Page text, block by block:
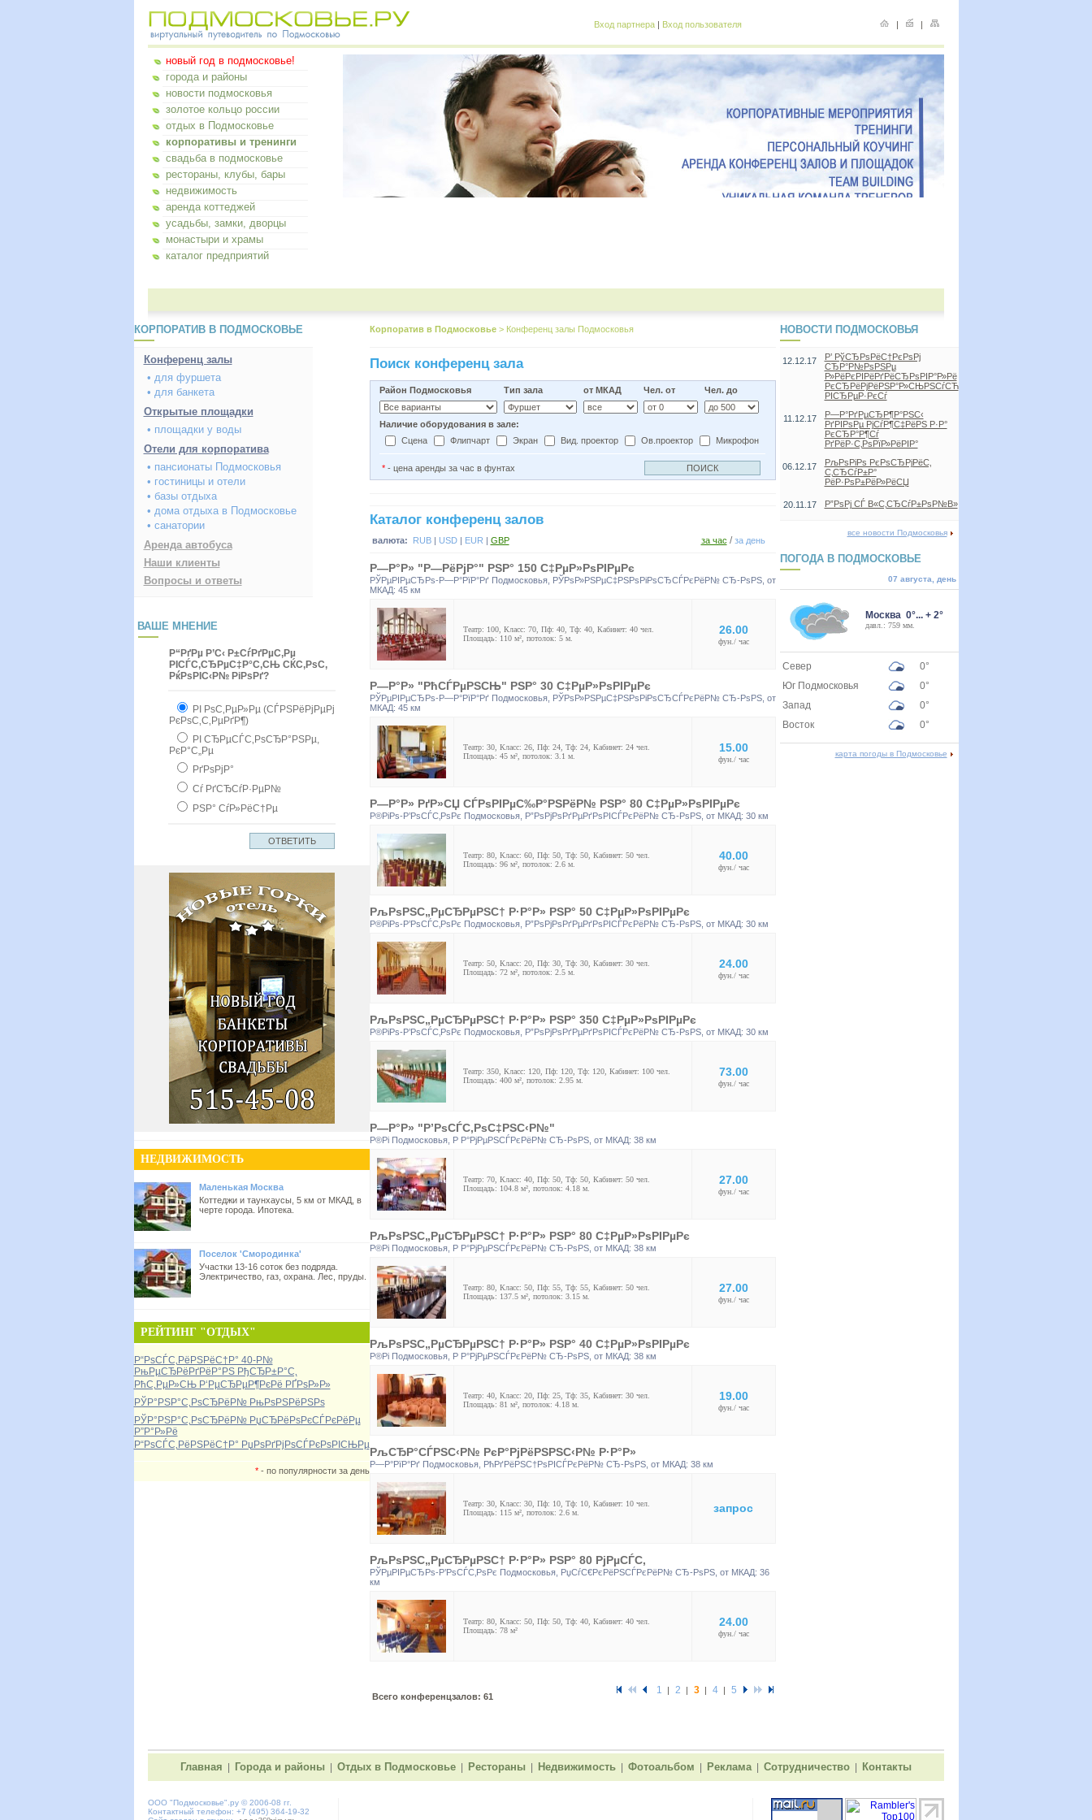
Вход партнера | Вход пользователя | |
новый год в подмосковье!
города и районы
новости подмосковья
золотое кольцо россии
отдых в Подмосковье
корпоративы и тренинги
свадьба в подмосковье
рестораны, клубы, бары
недвижимость
аренда коттеджей
усадьбы, замки, дворцы
монастыри и храмы
каталог предприятий
КОРПОРАТИВ В ПОДМОСКОВЬЕ
Конференц залы
• для фуршета
• для банкета
Открытые площадки
• площадки у воды
Отели для корпоратива
• пансионаты Подмосковья
• гостиницы и отели
• базы отдыха
• дома отдыха в Подмосковье
• санатории
Аренда автобуса
Наши клиенты
Вопросы и ответы
ВАШЕ МНЕНИЕ
Р“РґРµ Р’С‹ Р±СѓРґРµС‚Рµ
РІСЃС‚СЂРµС‡Р°С‚СЊ СЌС‚РѕС‚
РќРѕРІС‹Р№ РіРѕРґ?
РІ РѕС‚РµР»Рµ (СЃРЅРёРјРµРј
РєРѕС‚С‚РµРґР¶)
РІ СЂРµСЃС‚РѕСЂР°РЅРµ,
РєР°С„Рµ
РґРѕРјР°
Сѓ РґСЂСѓР·РµР№
РЅР° СѓР»РёС†Рµ
НЕДВИЖИМОСТЬ
Маленькая Москва
Коттеджи и таунхаусы, 5 км от МКАД, в
черте города. Ипотека.
Поселок 'Смородинка'
Участки 13-16 соток без подряда.
Электричество, газ, охрана. Лес, пруды.
РЕЙТИНГ "ОТДЫХ"
Р“РѕСЃС‚РёРЅРёС†Р° 40-Р№
РњРµСЂРёРґРёР°РЅ РђСЂР±Р°С‚
РћС‚РµР»СЊ Р‘РµСЂРµР¶РєРё РҐРѕР»Р»
РЎР°РЅР°С‚РѕСЂРёР№ РњРѕРЅРёРЅРѕ
РЎР°РЅР°С‚РѕСЂРёР№ РџСЂРёРѕРєСЃРєРёРµ
Р”Р°Р»Рё
Р“РѕСЃС‚РёРЅРёС†Р° РџРѕРґРјРѕСЃРєРѕРІСЊРµ
*- по популярности за день
Корпоратив в Подмосковье> Конференц залы Подмосковья
Поиск конференц зала
Район Подмосковья Тип зала от МКАД Чел. от Чел. до
Наличие оборудования в зале:
Сцена
Флипчарт Экран Вид. проектор Ов.проектор Микрофон
* - цена аренды за час в фунтах
Каталог конференц залов
валюта: RUB| USD| EUR | GBP за час /за день
Р—Р°Р» "Р—РёРјР°" РЅР° 150 С‡РµР»РѕРІРµРє
РЎРµРІРµСЂРѕ-Р—Р°РїР°Рґ Подмосковья, РЎРѕР»РЅРµС‡РЅРѕРіРѕСЂСЃРєРёР№ СЂ-РѕРЅ, от
МКАД: 45 км
Театр: 100, Класс: 70, Пф: 40, Тф: 40, Кабинет: 40 чел.
Площадь: 110 м², потолок: 5 м.
26.00
фун./ час
Р—Р°Р» "РћСЃРµРЅСЊ" РЅР° 30 С‡РµР»РѕРІРµРє
РЎРµРІРµСЂРѕ-Р—Р°РїР°Рґ Подмосковья, РЎРѕР»РЅРµС‡РЅРѕРіРѕСЂСЃРєРёР№ СЂ-РѕРЅ, от
МКАД: 45 км
Театр: 30, Класс: 26, Пф: 24, Тф: 24, Кабинет: 24 чел.
Площадь: 45 м², потолок: 3.1 м.
15.00
фун./ час
Р—Р°Р» РґР»СЏ СЃРѕРІРµС‰Р°РЅРёР№ РЅР° 80 С‡РµР»РѕРІРµРє
Р®РіРѕ-Р’РѕСЃС‚РѕРє Подмосковья, Р”РѕРјРѕРґРµРґРѕРІСЃРєРёР№ СЂ-РѕРЅ, от МКАД: 30 км
Театр: 80, Класс: 60, Пф: 50, Тф: 50, Кабинет: 50 чел.
Площадь: 96 м², потолок: 2.6 м.
40.00
фун./ час
РљРѕРЅС„РµСЂРµРЅС† Р·Р°Р» РЅР° 50 С‡РµР»РѕРІРµРє
Р®РіРѕ-Р’РѕСЃС‚РѕРє Подмосковья, Р”РѕРјРѕРґРµРґРѕРІСЃРєРёР№ СЂ-РѕРЅ, от МКАД: 30 км
Театр: 50, Класс: 20, Пф: 30, Тф: 30, Кабинет: 30 чел.
Площадь: 72 м², потолок: 2.5 м.
24.00
фун./ час
РљРѕРЅС„РµСЂРµРЅС† Р·Р°Р» РЅР° 350 С‡РµР»РѕРІРµРє
Р®РіРѕ-Р’РѕСЃС‚РѕРє Подмосковья, Р”РѕРјРѕРґРµРґРѕРІСЃРєРёР№ СЂ-РѕРЅ, от МКАД: 30 км
Театр: 350, Класс: 120, Пф: 120, Тф: 120, Кабинет: 100 чел.
Площадь: 400 м², потолок: 2.95 м.
73.00
фун./ час
Р—Р°Р» "Р’РѕСЃС‚РѕС‡РЅС‹Р№"
Р®Рі Подмосковья, Р Р°РјРµРЅСЃРєРёР№ СЂ-РѕРЅ, от МКАД: 38 км
Театр: 70, Класс: 40, Пф: 50, Тф: 50, Кабинет: 50 чел.
Площадь: 104.8 м², потолок: 4.18 м.
27.00
фун./ час
РљРѕРЅС„РµСЂРµРЅС† Р·Р°Р» РЅР° 80 С‡РµР»РѕРІРµРє
Р®Рі Подмосковья, Р Р°РјРµРЅСЃРєРёР№ СЂ-РѕРЅ, от МКАД: 38 км
Театр: 80, Класс: 50, Пф: 55, Тф: 55, Кабинет: 50 чел.
Площадь: 137.5 м², потолок: 3.15 м.
27.00
фун./ час
РљРѕРЅС„РµСЂРµРЅС† Р·Р°Р» РЅР° 40 С‡РµР»РѕРІРµРє
Р®Рі Подмосковья, Р Р°РјРµРЅСЃРєРёР№ СЂ-РѕРЅ, от МКАД: 38 км
Театр: 40, Класс: 20, Пф: 25, Тф: 35, Кабинет: 30 чел.
Площадь: 81 м², потолок: 4.18 м.
19.00
фун./ час
РљСЂР°СЃРЅС‹Р№ РєР°РјРёРЅРЅС‹Р№ Р·Р°Р»
Р—Р°РїР°Рґ Подмосковья, РћРґРёРЅС†РѕРІСЃРєРёР№ СЂ-РѕРЅ, от МКАД: 38 км
Театр: 30, Класс: 30, Пф: 10, Тф: 10, Кабинет: 10 чел.
Площадь: 115 м², потолок: 2.6 м.
запрос
РљРѕРЅС„РµСЂРµРЅС† Р·Р°Р» РЅР° 80 РјРµСЃС‚
РЎРµРІРµСЂРѕ-Р’РѕСЃС‚РѕРє Подмосковья, РџСѓС€РєРёРЅСЃРєРёР№ СЂ-РѕРЅ, от МКАД: 36
км
Театр: 80, Класс: 50, Пф: 50, Тф: 40, Кабинет: 40 чел.
Площадь: 78 м²
24.00
фун./ час
Всего конференцзалов: 61
1 | 2 | 3| 4| 5
НОВОСТИ ПОДМОСКОВЬЯ
12.12.17
Р’ РўСЂРѕРёС†РєРѕРј
СЂР°Р№РѕРЅРµ
Р»РёРєРІРёРґРёСЂРѕРІР°Р»Рё
РєСЂРёРјРёРЅР°Р»СЊРЅСѓСЋ
РІСЂРµР·РєСѓ
11.12.17
Р—Р°РґРµСЂР¶Р°РЅС‹
РґРІРѕРµ РјСѓР¶С‡РёРЅ Р·Р°
РєСЂР°Р¶Сѓ
РґРёР·С‚РѕРїР»РёРІР°
06.12.17
РљРѕРіРѕ РєРѕСЂРјРёС‚
С‚СЂСѓР±Р°
РёР·РѕР±РёР»РёСЏ
20.11.17 Р”РѕРј СЃ В«С‚СЂСѓР±РѕР№В»
все новости Подмосковья
ПОГОДА В ПОДМОСКОВЬЕ
07 августа, день
Москва 0°... + 2°
давл.: 759 мм.
Север
0°
Юг Подмосковья
0°
Запад
0°
Восток
0°
карта погоды в Подмосковье
Главная Города и районы Отдых в Подмосковье Рестораны Недвижимость Фотоальбом Реклама| Сотрудничество Контакты
ООО "Подмосковье" .ру © 2006-08 гг.
Контактный телефон: +7 (495) 364-19-32